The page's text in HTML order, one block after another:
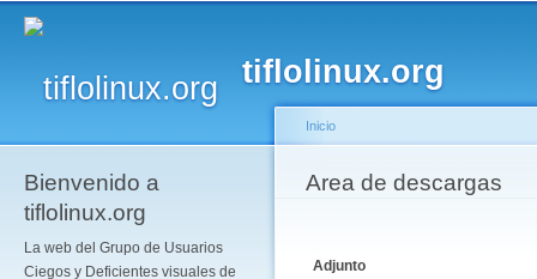
tiflolinux.org
Bienvenido a
tiflolinux.org
La web del Grupo de Usuarios
Ciegos y Deficientes visuales de
Se encuentra usted
Inicio
Area de descargas
Adjunto